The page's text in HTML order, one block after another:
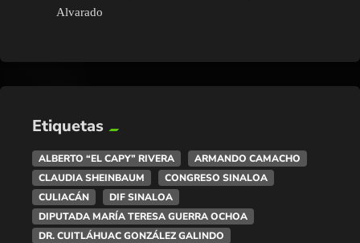
Alvarado
Etiquetas
ALBERTO “EL CAPY” RIVERA
ARMANDO CAMACHO
CLAUDIA SHEINBAUM
CONGRESO SINALOA
CULIACÁN
DIF SINALOA
DIPUTADA MARÍA TERESA GUERRA OCHOA
DR. CUITLÁHUAC GONZÁLEZ GALINDO